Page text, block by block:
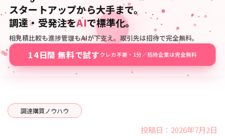
スタートアップから大手まで。
調達・受発注をAIで標準化。
相見積比較も進捗管理もAIが下支え。取引先は招待で完全無料。
14日間 無料で試す クレカ不要・1分／招待企業は完全無料
調達購買ノウハウ
投稿日：2026年7月2日